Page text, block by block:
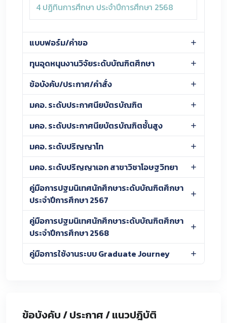
4 ปฏิทินการศึกษา ประจำปีการศึกษา 2568
แบบฟอร์ม/คำขอ
ทุนอุดหนุนงานวิจัยระดับบัณฑิตศึกษา
ข้อบังคับ/ประกาศ/คำสั่ง
มคอ. ระดับประกาศนียบัตรบัณฑิต
มคอ. ระดับประกาศนียบัตรบัณฑิตชั้นสูง
มคอ. ระดับปริญญาโท
มคอ. ระดับปริญญาเอก สาขาวิชาโอษฐวิทยา
คู่มือการปฐมนิเทศนักศึกษาระดับบัณฑิตศึกษา
ประจำปีการศึกษา 2567
คู่มือการปฐมนิเทศนักศึกษาระดับบัณฑิตศึกษา
ประจำปีการศึกษา 2568
คู่มือการใช้งานระบบ Graduate Journey
ข้อบังคับ / ประกาศ / แนวปฎิบัติ